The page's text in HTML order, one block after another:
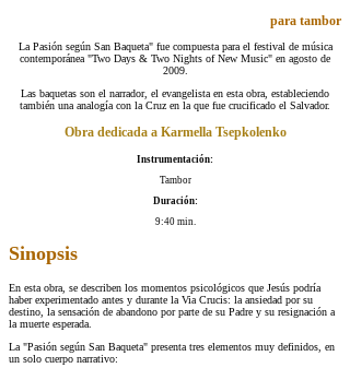
para tambor
La Pasión según San Baqueta" fue compuesta para el festival de música
contemporánea "Two Days & Two Nights of New Music" en agosto de
2009.
Las baquetas son el narrador, el evangelista en esta obra, estableciendo
también una analogía con la Cruz en la que fue crucificado el Salvador.
Obra dedicada a Karmella Tsepkolenko
Instrumentación:
Tambor
Duración:
9:40 min.
Sinopsis
En esta obra, se describen los momentos psicológicos que Jesús podría
haber experimentado antes y durante la Via Crucis: la ansiedad por su
destino, la sensación de abandono por parte de su Padre y su resignación a
la muerte esperada.
La "Pasión según San Baqueta" presenta tres elementos muy definidos, en
un solo cuerpo narrativo: